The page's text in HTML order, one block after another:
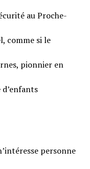
au Proche-
comme si le
pionnier en
personne